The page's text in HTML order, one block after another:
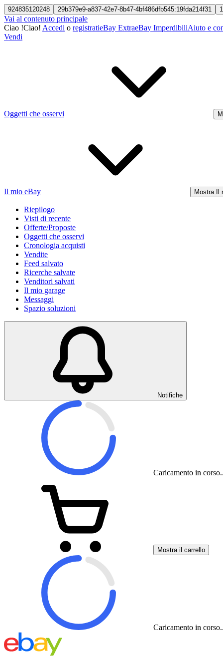
924835120248 29b379e9-a837-42e7-8b47-4bf486dfb545:19fda214f31
Vai al contenuto principale
Ciao !Ciao! Accedi o registratieBay ExtraeBay ImperdibiliAiuto e
Vendi
Oggetti che osservi
Il mio eBay Mostra Il
Riepilogo
Visti di recente
Offerte/Proposte
Oggetti che osservi
Cronologia acquisti
Vendite
Feed salvato
Ricerche salvate
Venditori salvati
Il mio garage
Messaggi
Spazio soluzioni
Notifiche
Caricamento in
Mostra il carrello
Caricamento in